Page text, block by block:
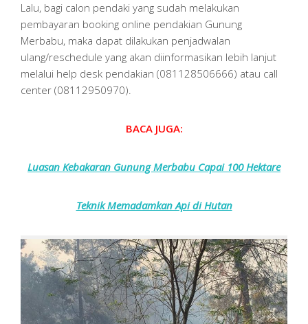
Lalu, bagi calon pendaki yang sudah melakukan
pembayaran booking online pendakian Gunung
Merbabu, maka dapat dilakukan penjadwalan
ulang/reschedule yang akan diinformasikan lebih lanjut
melalui help desk pendakian (081128506666) atau call
center (08112950970).
BACA JUGA:
Luasan Kebakaran Gunung Merbabu Capai 100 Hektare
Teknik Memadamkan Api di Hutan